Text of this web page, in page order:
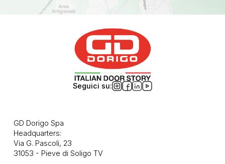
Seguici su:
GD Dorigo Spa
Headquarters:
Via G. Pascoli, 23
31053 - Pieve di Soligo TV